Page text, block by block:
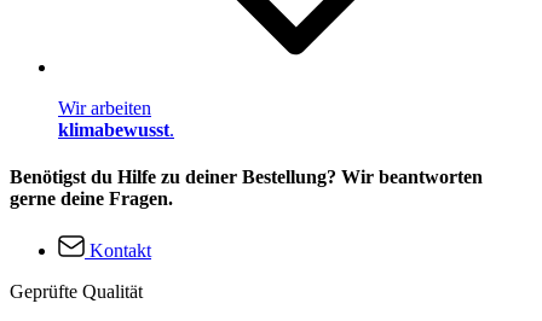
Wir arbeiten
klimabewusst.
Benötigst du Hilfe zu deiner Bestellung? Wir beantworten
gerne deine Fragen.
Kontakt
Geprüfte Qualität